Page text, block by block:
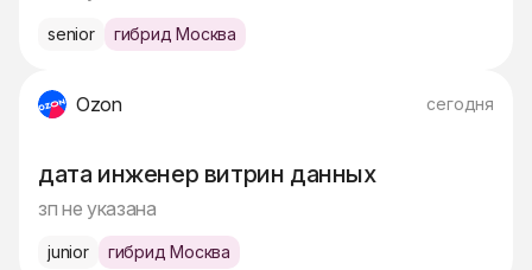
senior гибрид Москва
Ozon сегодня
дата инженер витрин данных
зп не указана
junior гибрид Москва